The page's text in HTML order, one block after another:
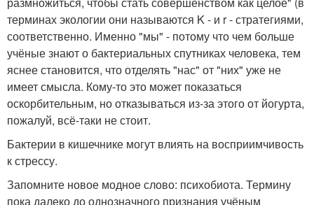
терминах экологии они называются K - и r - стратегиями,
соответственно. Именно "мы" - потому что чем больше
учёные знают о бактериальных спутниках человека, тем
яснее становится, что отделять "нас" от "них" уже не
имеет смысла. Кому-то это может показаться
оскорбительным, но отказываться из-за этого от йогурта,
пожалуй, всё-таки не стоит.
Бактерии в кишечнике могут влиять на восприимчивость
к стрессу.
Запомните новое модное слово: психобиота. Термину
пока далеко до однозначного признания учёным